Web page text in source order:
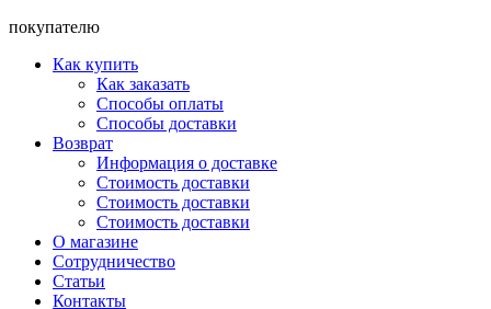
покупателю
Как купить
Как заказать
Способы оплаты
Способы доставки
Возврат
Информация о доставке
Стоимость доставки
Стоимость доставки
Стоимость доставки
О магазине
Сотрудничество
Статьи
Контакты